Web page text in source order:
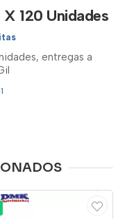
120 Unidades
entregas a